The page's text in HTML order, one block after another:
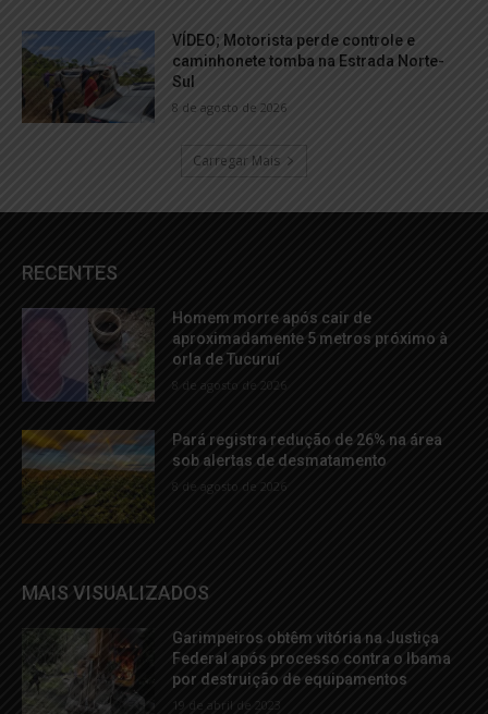
VÍDEO; Motorista perde controle e
caminhonete tomba na Estrada Norte-
Sul
8 de agosto de 2026
Carregar Mais
RECENTES
Homem morre após cair de
aproximadamente 5 metros próximo à
orla de Tucuruí
8 de agosto de 2026
Pará registra redução de 26% na área
sob alertas de desmatamento
8 de agosto de 2026
MAIS VISUALIZADOS
Garimpeiros obtêm vitória na Justiça
Federal após processo contra o Ibama
por destruição de equipamentos
19 de abril de 2023